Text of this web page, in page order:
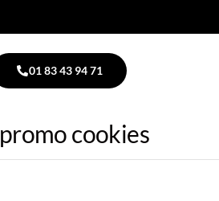
01 83 43 94 71
promo cookies